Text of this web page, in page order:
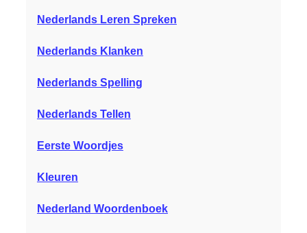
Nederlands Leren Spreken
Nederlands Klanken
Nederlands Spelling
Nederlands Tellen
Eerste Woordjes
Kleuren
Nederland Woordenboek